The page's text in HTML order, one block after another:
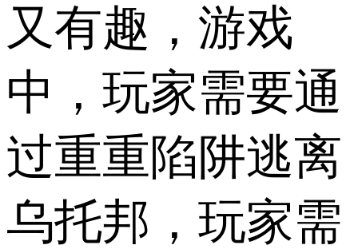
又有趣，游戏
中，玩家需要通
过重重陷阱逃离
乌托邦，玩家需